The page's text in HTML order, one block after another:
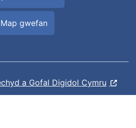
Map gwefan
a Gofal Digidol Cymru